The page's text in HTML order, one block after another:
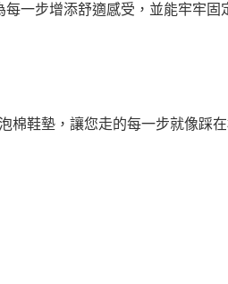
一步增添舒適感受，並能牢牢固
棉鞋墊，讓您走的每一步就像踩